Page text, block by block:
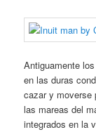
Antiguamente
en las duras
cazar y moverse
las mareas del
integrados en la